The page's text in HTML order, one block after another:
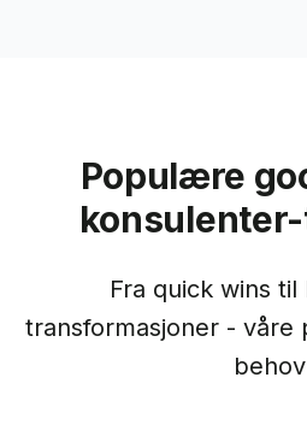
Populære
Fra quick wins
transformasjoner - våre
behov